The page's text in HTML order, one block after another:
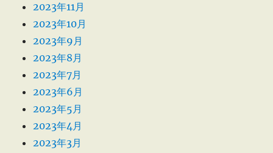
2023年11月
2023年10月
2023年9月
2023年8月
2023年7月
2023年6月
2023年5月
2023年4月
2023年3月